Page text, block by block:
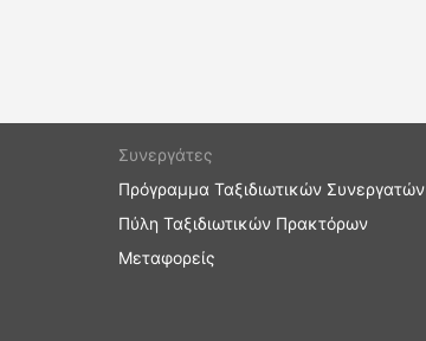
Συνεργάτες
Πρόγραμμα Ταξιδιωτικών Συνεργατών
Πύλη Ταξιδιωτικών Πρακτόρων
Μεταφορείς